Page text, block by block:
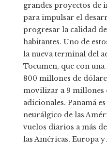
grandes proyectos de
para impulsar el
progresar la calidad
habitantes. Uno de
la nueva terminal del
Tocumen, que con
800 millones de
movilizar a 9 millones
adicionales. Panamá
neurálgico de las
vuelos diarios a más
las Américas, Europa y